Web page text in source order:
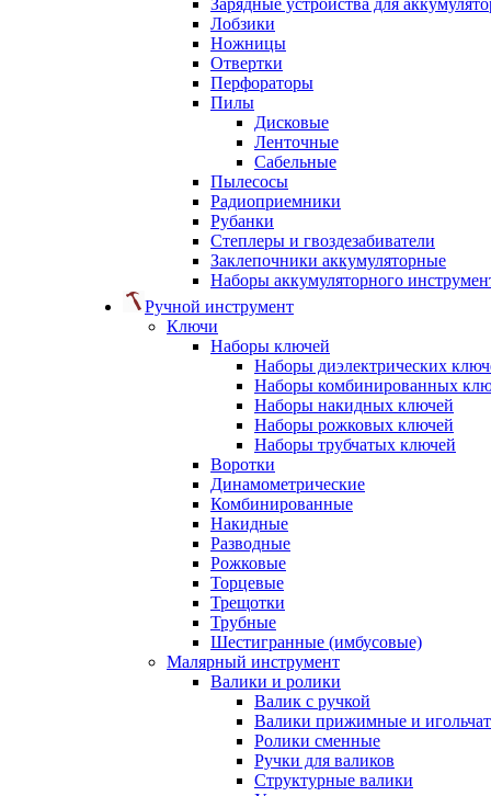
Зарядные устройства для
Лобзики
Ножницы
Отвертки
Перфораторы
Пилы
Дисковые
Ленточные
Сабельные
Пылесосы
Радиоприемники
Рубанки
Степлеры и гвоздезабиватели
Заклепочники аккумуляторные
Наборы аккумуляторного
Ручной инструмент
Ключи
Наборы ключей
Наборы диэлектрических
Наборы комбинированных
Наборы накидных ключей
Наборы рожковых ключей
Наборы трубчатых ключей
Воротки
Динамометрические
Комбинированные
Накидные
Разводные
Рожковые
Торцевые
Трещотки
Трубные
Шестигранные (имбусовые)
Малярный инструмент
Валики и ролики
Валик с ручкой
Валики прижимные и
Ролики сменные
Ручки для валиков
Структурные валики